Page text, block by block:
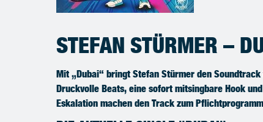
STEFAN STÜRMER –
Mit „Dubai“ bringt Stefan Stürmer den
Druckvolle Beats, eine sofort mitsingbare Hook
Eskalation machen den Track zum